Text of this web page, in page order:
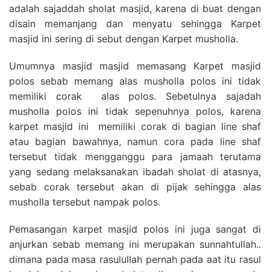
adalah sajaddah sholat masjid, karena di buat dengan
disain memanjang dan menyatu sehingga Karpet
masjid ini sering di sebut dengan Karpet musholla.
Umumnya masjid masjid memasang Karpet masjid
polos sebab memang alas musholla polos ini tidak
memiliki corak alas polos. Sebetulnya sajadah
musholla polos ini tidak sepenuhnya polos, karena
karpet masjid ini memiliki corak di bagian line shaf
atau bagian bawahnya, namun cora pada line shaf
tersebut tidak mengganggu para jamaah terutama
yang sedang melaksanakan ibadah sholat di atasnya,
sebab corak tersebut akan di pijak sehingga alas
musholla tersebut nampak polos.
Pemasangan karpet masjid polos ini juga sangat di
anjurkan sebab memang ini merupakan sunnahtullah..
dimana pada masa rasulullah pernah pada aat itu rasul